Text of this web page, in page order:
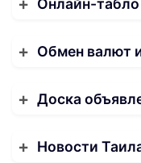
Онлайн-табло
Обмен валют
Доска
Новости